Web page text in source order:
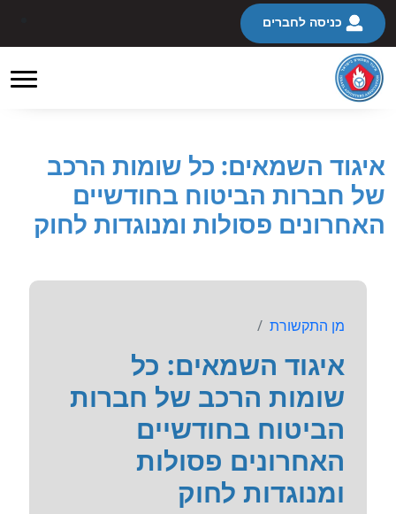
כניסה לחברים
איגוד השמאים: כל שומות הרכב
של חברות הביטוח בחודשיים
האחרונים פסולות ומנוגדות לחוק
מן התקשורת
איגוד השמאים: כל
שומות הרכב של חברות
הביטוח בחודשיים
האחרונים פסולות
ומנוגדות לחוק